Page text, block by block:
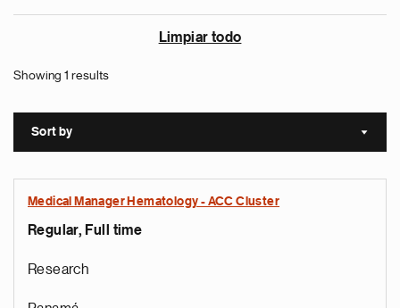
Limpiar todo
Showing 1 results
Sort by Sort
Medical Manager Hematology - ACC Cluster
Regular, Full time
Research